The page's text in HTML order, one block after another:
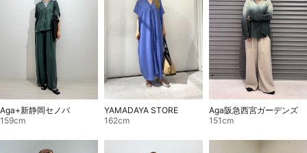
Aga+新静岡セノバ
159cm
YAMADAYA STORE
162cm
Aga阪急西宮ガーデンズ
151cm